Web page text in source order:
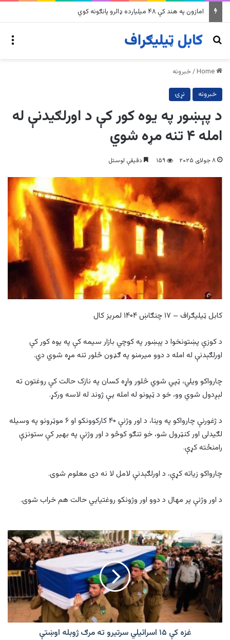
په وینزویلا کې زورورو زلزلو پراخ زیانونه اړولي
Search for
/خبرونه
خبرونه نړۍ
د پېښور په یوه کور کې د اورلګیدنې له
امله ۴ تنه مړه شوي
۸ جولای ۲۰۲۵ ۱۵۹ دقیقې لوستل
کابل ټیلیګراف – ۱۷ چنګاښ ۱۴۰۴ لمریز کال
د کوزې پښتونخوا د پېښور په کوچي بازار سیمه کې په یوه کور کې
اورلګېدنې له امله د دوو میرمنو په ګډون څلور تنه مړه شوي دي.
چارواکو ویلي، ټپي شوي څلور واړه کسان په نازک حالت کې روغتون ته
لېږدول شوي وو، خو د ټپونو له امله یې ژوند له لاسه ورکړ.
د ژغورنې چارواکو په وینا، د اور وژنې ۴۰ کارکوونکو او ۶ موټرونو په وسیله
لګیدلی اور کنټرول شو، خو تنګو کوڅو د اور وژنې په بهیر کې ستونزې
رامنځته کړې.
چارواکو زیاته کړې، د اورلګېدنې لامل لا نه دی معلوم شوی.
د اور وژنې پر مهال د دوو اور وژونکو روغتیايي حالت هم خراب شوی.
غزه
کې
۱۵
اسرائیلي
سرتیرو
ته
مرګ
ژوبله
اوښتې
غزه کې ۱۵ اسرائیلي سرتیرو ته مرګ ژوبله اوښتې